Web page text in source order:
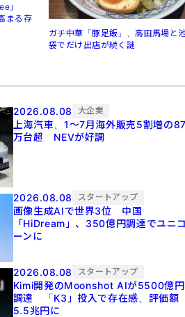
」
まる存
ガチ中華「豚足飯」、高田馬場と
袋でだけ出店が続く謎
2026.08.08 大企業
上海汽車、1～7月海外販売5割増の
万台超 NEVが好調
2026.08.08 スタートアップ
画像生成AIで世界3位 中国
「HiDream」、350億円調達でユニ
ーンに
2026.08.08 スタートアップ
Kimi開発のMoonshot AIが5500億円
調達 「K3」投入で存在感、評価額
5.5兆円に